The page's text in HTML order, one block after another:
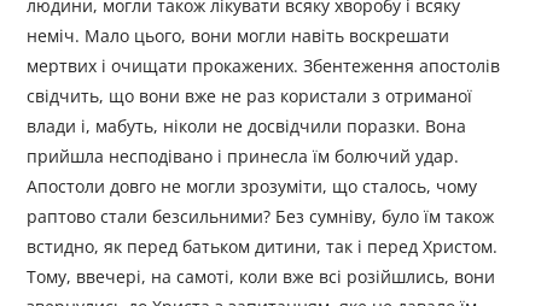
людини, могли також лікувати всяку хворобу і всяку
неміч. Мало цього, вони могли навіть воскрешати
мертвих і очищати прокажених. Збентеження апостолів
свідчить, що вони вже не раз користали з отриманої
влади і, мабуть, ніколи не досвідчили поразки. Вона
прийшла несподівано і принесла їм болючий удар.
Апостоли довго не могли зрозуміти, що сталось, чому
раптово стали безсильними? Без сумніву, було їм також
встидно, як перед батьком дитини, так і перед Христом.
Тому, ввечері, на самоті, коли вже всі розійшлись, вони